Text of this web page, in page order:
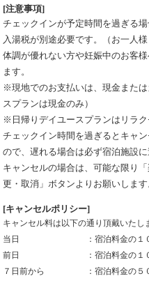
[注意事項]
チェックインが予定時間を過ぎる場
入湯税が別途必要です。（お一人様
体調が優れない方や妊娠中のお客
ます。
※現地でのお支払いは、現金また
スプランは現金のみ）
※日帰りデイユースプランはリラク
チェックイン時間を過ぎるとキャ
ので、遅れる場合は必ず宿泊施設に
キャンセルの場合は、可能な限り
更・取消」ボタンよりお願いします
[キャンセルポリシー]
キャンセル料は以下の通り頂戴いたし
当日　　　　　　　　：宿泊料金の１
前日　　　　　　　　：宿泊料金の１
７日前から　　　　　：宿泊料金の